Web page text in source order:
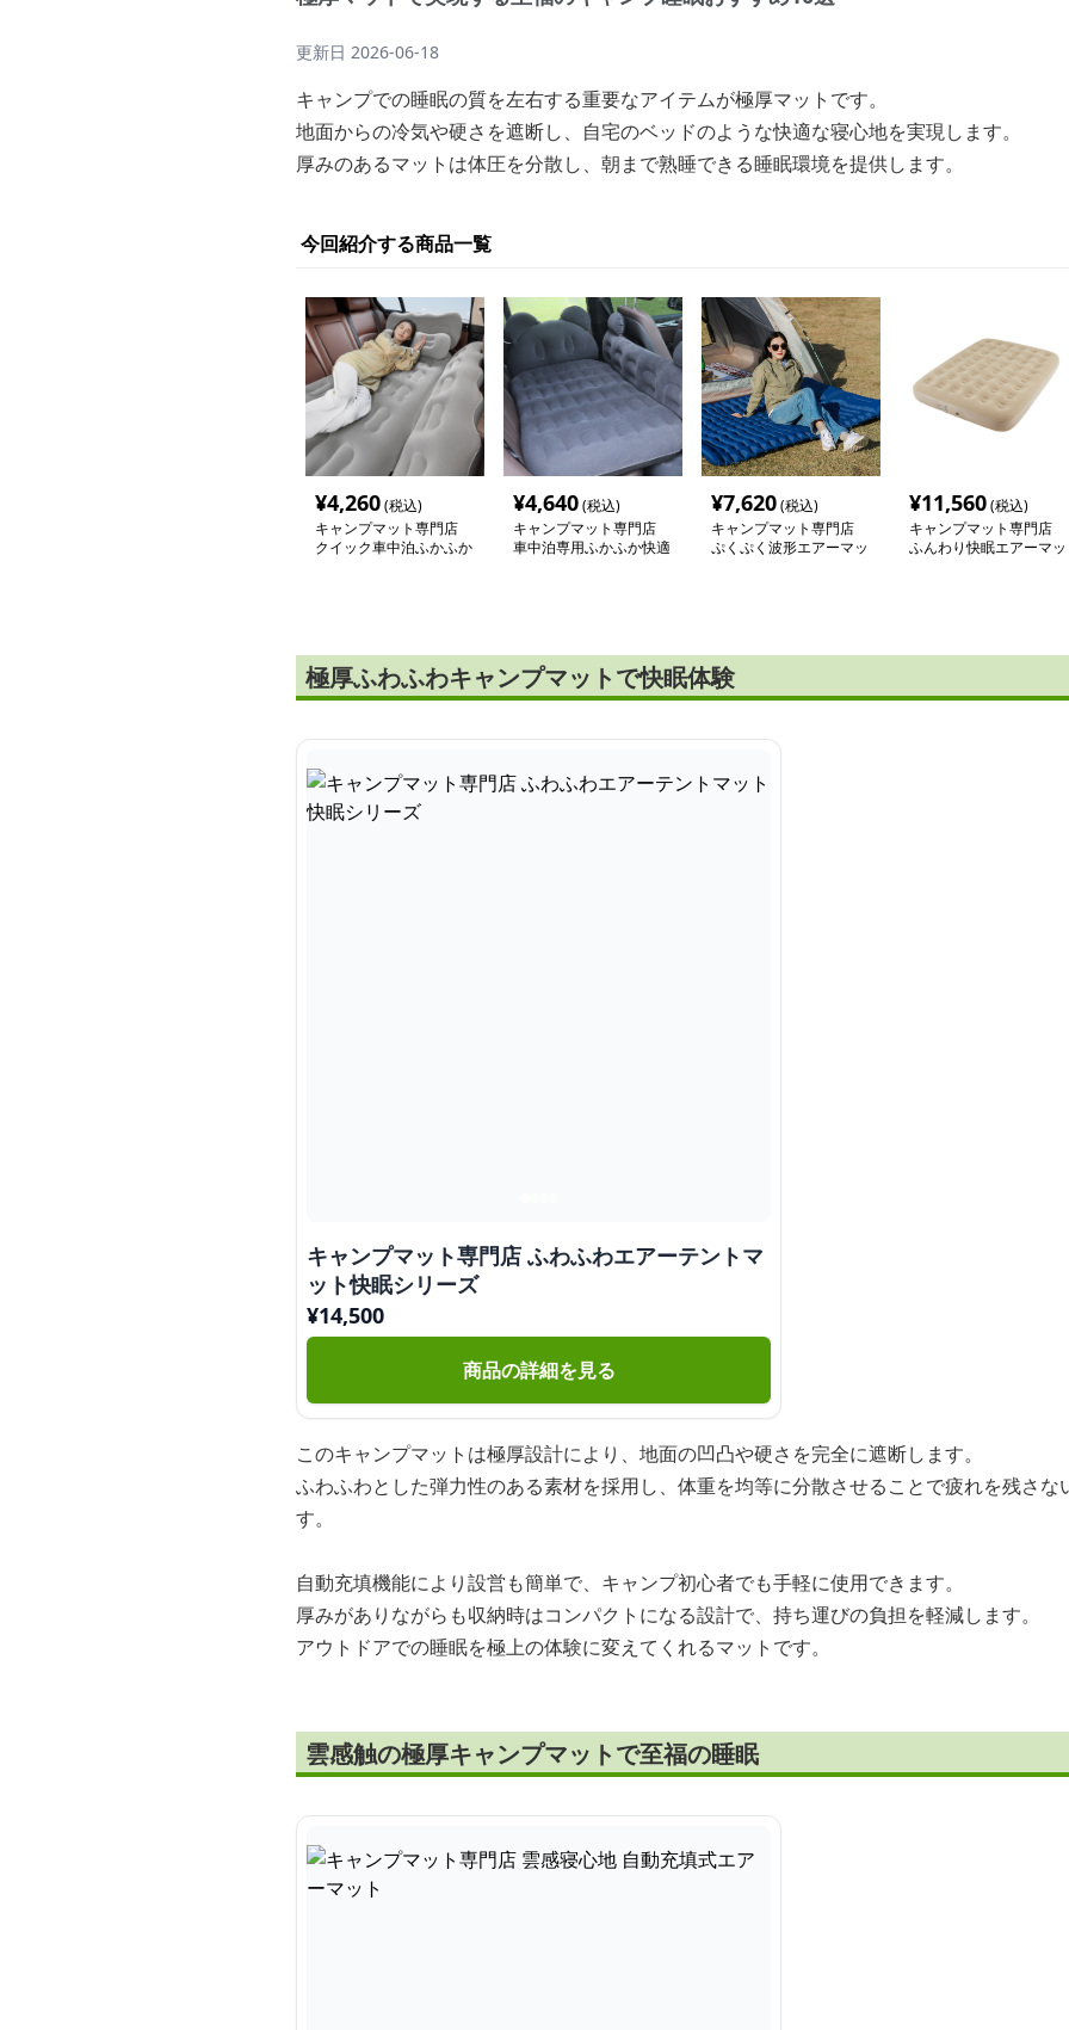
更新日 2026-06-18
キャンプでの睡眠の質を左右する重要なアイテムが極厚マットです。
地面からの冷気や硬さを遮断し、自宅のベッドのような快適な寝心地を実現します。
厚みのあるマットは体圧を分散し、朝まで熟睡できる睡眠環境を提供します。
今回紹介する商品一覧
¥4,260(税込)
キャンプマット専門店
クイック車中泊ふかふか
¥4,640(税込)
キャンプマット専門店
車中泊専用ふかふか快適
¥7,620(税込)
キャンプマット専門店
ぷくぷく波形エアーマッ
¥11,560(税込)
キャンプマット専門店
ふんわり快眠エアーマッ
極厚ふわふわキャンプマットで快眠体験
キャンプマット専門店 ふわふわエアーテントマ
ット快眠シリーズ
¥14,500
商品の詳細を見る
このキャンプマットは極厚設計により、地面の凹凸や硬さを完全に遮断します。
ふわふわとした弾力性のある素材を採用し、体重を均等に分散させることで疲れを残さな
す。
自動充填機能により設営も簡単で、キャンプ初心者でも手軽に使用できます。
厚みがありながらも収納時はコンパクトになる設計で、持ち運びの負担を軽減します。
アウトドアでの睡眠を極上の体験に変えてくれるマットです。
雲感触の極厚キャンプマットで至福の睡眠